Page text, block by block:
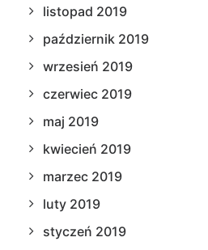
listopad 2019
październik 2019
wrzesień 2019
czerwiec 2019
maj 2019
kwiecień 2019
marzec 2019
luty 2019
styczeń 2019